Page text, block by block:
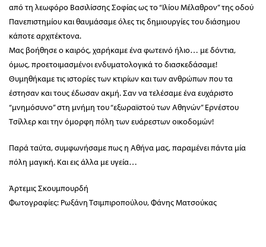
από τη λεωφόρο Βασιλίσσης Σοφίας ως το “Ιλίου Μέλαθρον” της οδού
Πανεπιστημίου και θαυμάσαμε όλες τις δημιουργίες του διάσημου
κάποτε αρχιτέκτονα.
Μας βοήθησε ο καιρός, χαρήκαμε ένα φωτεινό ήλιο… με δόντια,
όμως, προετοιμασμένοι ενδυματολογικά το διασκεδάσαμε!
Θυμηθήκαμε τις ιστορίες των κτιρίων και των ανθρώπων που τα
έστησαν και τους έδωσαν ακμή. Σαν να τελέσαμε ένα ευχάριστο
“μνημόσυνο” στη μνήμη του “εξωραϊστού των Αθηνών” Ερνέστου
Τσίλλερ και την όμορφη πόλη των ευάρεστων οικοδομών!
Παρά ταύτα, συμφωνήσαμε πως η Αθήνα μας, παραμένει πάντα μία
πόλη μαγική. Και εις άλλα με υγεία…
Άρτεμις Σκουμπουρδή
Φωτογραφίες: Ρωξάνη Τσιμπιροπούλου, Φάνης Ματσούκας